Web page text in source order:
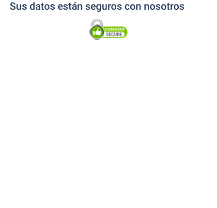
Sus datos están seguros con nosotros